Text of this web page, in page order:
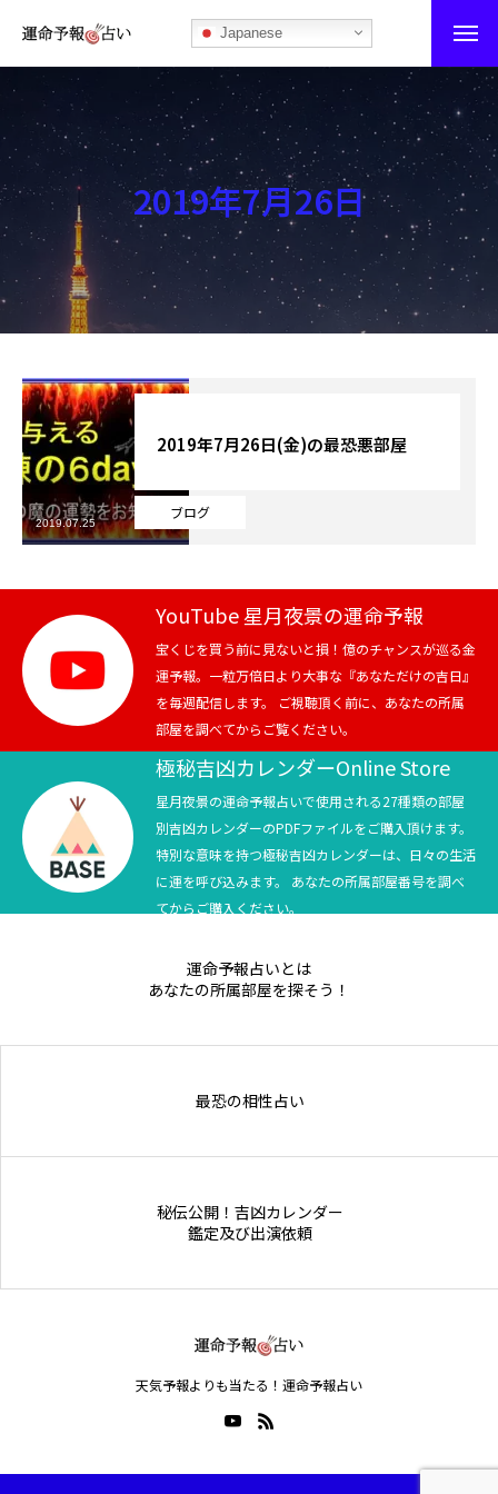
Japanese
運命予報占い
運命予報占いとは
あなたの所属部屋を探そう！
最恐の相性占い
秘伝公開！吉凶カレンダー
記事カテゴリー
ブログ
お知らせ
芸能界
テニス
スポーツ
競馬
テニス四大大会・五輪
テニス四大大会・五輪
2019年7月26日
ブログ
2019年7月26日(金)の最恐悪部屋
2019.07.25
YouTube 星月夜景の運命予報
宝くじを買う前に見ないと損！億のチャンスが巡る金
運予報。一粒万倍日より大事な『あなただけの吉日』
を毎週配信します。 ご視聴頂く前に、あなたの所属
部屋を調べてからご覧ください。
極秘吉凶カレンダーOnline Store
星月夜景の運命予報占いで使用される27種類の部屋
別吉凶カレンダーのPDFファイルをご購入頂けます。
特別な意味を持つ極秘吉凶カレンダーは、日々の生活
に運を呼び込みます。 あなたの所属部屋番号を調べ
てからご購入ください。
運命予報占いとは
あなたの所属部屋を探そう！
最恐の相性占い
秘伝公開！吉凶カレンダー
鑑定及び出演依頼
天気予報よりも当たる！運命予報占い